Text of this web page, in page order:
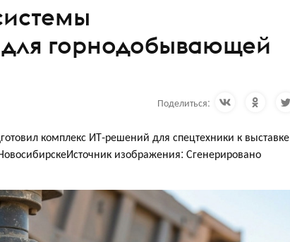
горнодобывающей
Поделиться:
комплекс ИТ-решений для спецтехники к выставке
изображения: Сгенерировано